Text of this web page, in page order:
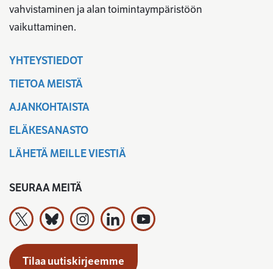
vahvistaminen ja alan toimintaympäristöön
vaikuttaminen.
YHTEYSTIEDOT
TIETOA MEISTÄ
AJANKOHTAISTA
ELÄKESANASTO
LÄHETÄ MEILLE VIESTIÄ
SEURAA MEITÄ
Työeläkevakuuttajat TELA ry X:ssä
Työeläkevakuuttajat TELA ry Bluesky:ssa
Työeläkevakuuttajat TELA ry
Työeläkevakuuttajat TELA ry
Työeläkevakuuttajat TELA ry
Tilaa uutiskirjeemme